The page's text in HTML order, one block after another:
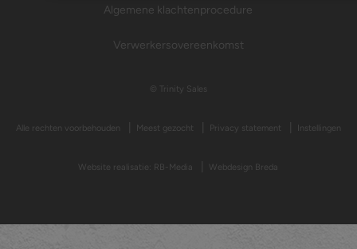
Algemene klachtenprocedure
Verwerkersovereenkomst
© Trinity Sales
Alle rechten voorbehouden Meest gezocht Privacy statement Instellingen
Website realisatie: RB-Media Webdesign Breda